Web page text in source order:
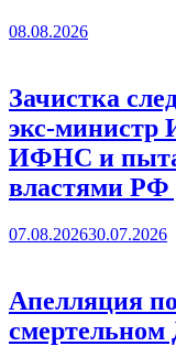
08.08.2026
Зачистка
экс-министр
ИФНС и
властями РФ
07.08.202630.07.2026
Апелляция